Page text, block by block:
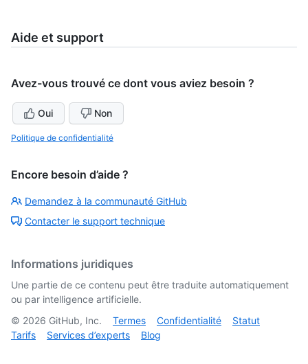
Aide et support
Avez-vous trouvé ce dont vous aviez besoin ?
Oui Non
Politique de confidentialité
Encore besoin d’aide ?
Demandez à la communauté GitHub
Contacter le support technique
Informations juridiques
Une partie de ce contenu peut être traduite automatiquement
ou par intelligence artificielle.
© 2026 GitHub, Inc. Termes Confidentialité
Statut
Tarifs
Services d’experts Blog